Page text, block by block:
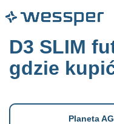
D3 SLIM
gdzie
Planeta